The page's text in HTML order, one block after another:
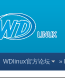
WDlinux官方论坛 »